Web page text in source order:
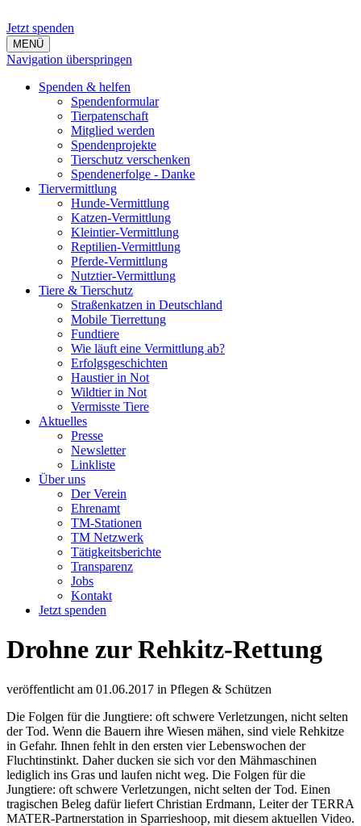
Jetzt spenden
MENÜ
Navigation überspringen
Spenden & helfen
Spendenformular
Tierpatenschaft
Mitglied werden
Spendenprojekte
Tierschutz verschenken
Spendenerfolge - Danke
Tiervermittlung
Hunde-Vermittlung
Katzen-Vermittlung
Kleintier-Vermittlung
Reptilien-Vermittlung
Pferde-Vermittlung
Nutztier-Vermittlung
Tiere & Tierschutz
Straßenkatzen in Deutschland
Mobile Tierrettung
Fundtiere
Wie läuft eine Vermittlung ab?
Erfolgsgeschichten
Haustier in Not
Wildtier in Not
Vermisste Tiere
Aktuelles
Presse
Newsletter
Linkliste
Über uns
Der Verein
Ehrenamt
TM-Stationen
TM Netzwerk
Tätigkeitsberichte
Transparenz
Jobs
Kontakt
Jetzt spenden
Drohne zur Rehkitz-Rettung
veröffentlicht am 01.06.2017 in Pflegen & Schützen
Die Folgen für die Jungtiere: oft schwere Verletzungen, nicht selten
der Tod. Wenn die Bauern ihre Wiesen mähen, sind viele Rehkitze
in Gefahr. Ihnen fehlt in den ersten vier Lebenswochen der
Fluchtinstinkt. Daher ducken sie sich vor den Mähmaschinen
lediglich ins Gras und laufen nicht weg. Die Folgen für die
Jungtiere: oft schwere Verletzungen, nicht selten der Tod. Einen
tragischen Beleg dafür liefert Christian Erdmann, Leiter der TERRA
MATER-Partnerstation in Sparrieshoop, mit diesem aktuellen Video.